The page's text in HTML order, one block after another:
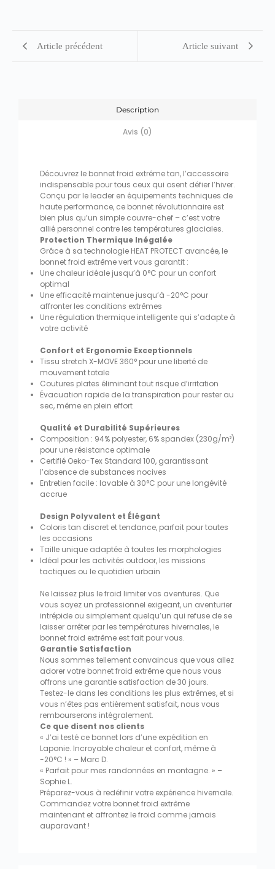
Article précédent Article suivant
Description
Avis (0)
Découvrez le bonnet froid extrême tan, l’accessoire
indispensable pour tous ceux qui osent défier l’hiver.
Conçu par le leader en équipements techniques de
haute performance, ce bonnet révolutionnaire est
bien plus qu’un simple couvre-chef – c’est votre
allié personnel contre les températures glaciales.
Protection Thermique Inégalée
Grâce à sa technologie HEAT PROTECT avancée, le
bonnet froid extrême vert vous garantit :
Une chaleur idéale jusqu’à 0°C pour un confort
optimal
Une efficacité maintenue jusqu’à -20°C pour
affronter les conditions extrêmes
Une régulation thermique intelligente qui s’adapte à
votre activité
Confort et Ergonomie Exceptionnels
Tissu stretch X-MOVE 360° pour une liberté de
mouvement totale
Coutures plates éliminant tout risque d’irritation
Évacuation rapide de la transpiration pour rester au
sec, même en plein effort
Qualité et Durabilité Supérieures
Composition : 94% polyester, 6% spandex (230g/m²)
pour une résistance optimale
Certifié Oeko-Tex Standard 100, garantissant
l’absence de substances nocives
Entretien facile : lavable à 30°C pour une longévité
accrue
Design Polyvalent et Élégant
Coloris tan discret et tendance, parfait pour toutes
les occasions
Taille unique adaptée à toutes les morphologies
Idéal pour les activités outdoor, les missions
tactiques ou le quotidien urbain
Ne laissez plus le froid limiter vos aventures. Que
vous soyez un professionnel exigeant, un aventurier
intrépide ou simplement quelqu’un qui refuse de se
laisser arrêter par les températures hivernales, le
bonnet froid extrême est fait pour vous.
Garantie Satisfaction
Nous sommes tellement convaincus que vous allez
adorer votre bonnet froid extrême que nous vous
offrons une garantie satisfaction de 30 jours.
Testez-le dans les conditions les plus extrêmes, et si
vous n’êtes pas entièrement satisfait, nous vous
rembourserons intégralement.
Ce que disent nos clients
« J’ai testé ce bonnet lors d’une expédition en
Laponie. Incroyable chaleur et confort, même à
-20°C ! » – Marc D.
« Parfait pour mes randonnées en montagne. » –
Sophie L.
Préparez-vous à redéfinir votre expérience hivernale.
Commandez votre bonnet froid extrême
maintenant et affrontez le froid comme jamais
auparavant !